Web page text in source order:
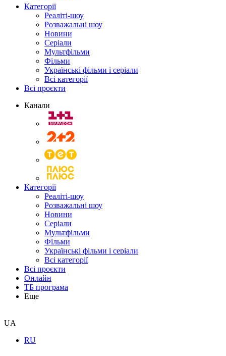
Категорії
Реаліті-шоу
Розважальні шоу
Новини
Серіали
Мультфільми
Фільми
Українські фільми і серіали
Всі категорії
Всі проєкти
Канали
Категорії
Реаліті-шоу
Розважальні шоу
Новини
Серіали
Мультфільми
Фільми
Українські фільми і серіали
Всі категорії
Всі проєкти
Онлайн
ТБ програма
Еще
UA
RU